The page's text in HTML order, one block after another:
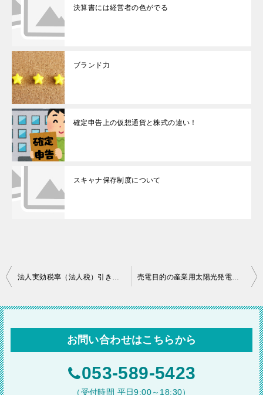
決算書には経営者の色がでる
ブランド力
確定申告上の仮想通貨と株式の違い！
スキャナ保存制度について
投
ナ
ビ
ゲ
法人実効税率（法人税）引き下げの影響 売電目的の産業用太陽光発電設置による法人税減税の打ち切り
お問い合わせはこちらから
053-589-5423
（受付時間 平日9:00～18:30）